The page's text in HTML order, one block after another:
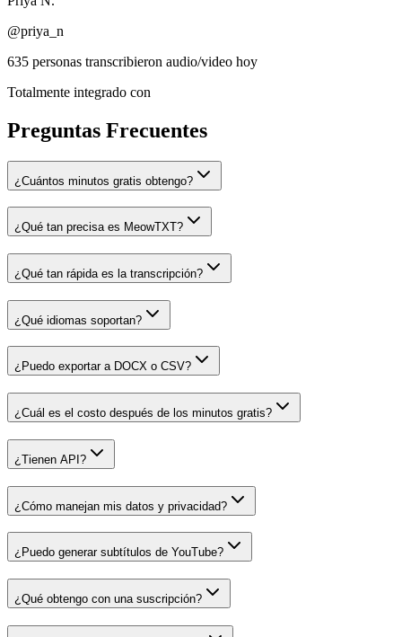
@priya_n
635 personas transcribieron audio/video hoy
Totalmente integrado con
Preguntas Frecuentes
¿Cuántos minutos gratis obtengo?
¿Qué tan precisa es MeowTXT?
¿Qué tan rápida es la transcripción?
¿Qué idiomas soportan?
¿Puedo exportar a DOCX o CSV?
¿Cuál es el costo después de los minutos gratis?
¿Tienen API?
¿Cómo manejan mis datos y privacidad?
¿Puedo generar subtítulos de YouTube?
¿Qué obtengo con una suscripción?